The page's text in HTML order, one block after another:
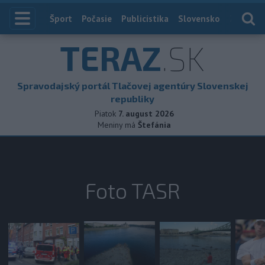
Index
Šport Počasie Publicistika Slovensko
TERAZ.SK
Spravodajský portál Tlačovej agentúry Slovenskej
republiky
Piatok 7. august 2026
Meniny má Štefánia
Foto TASR